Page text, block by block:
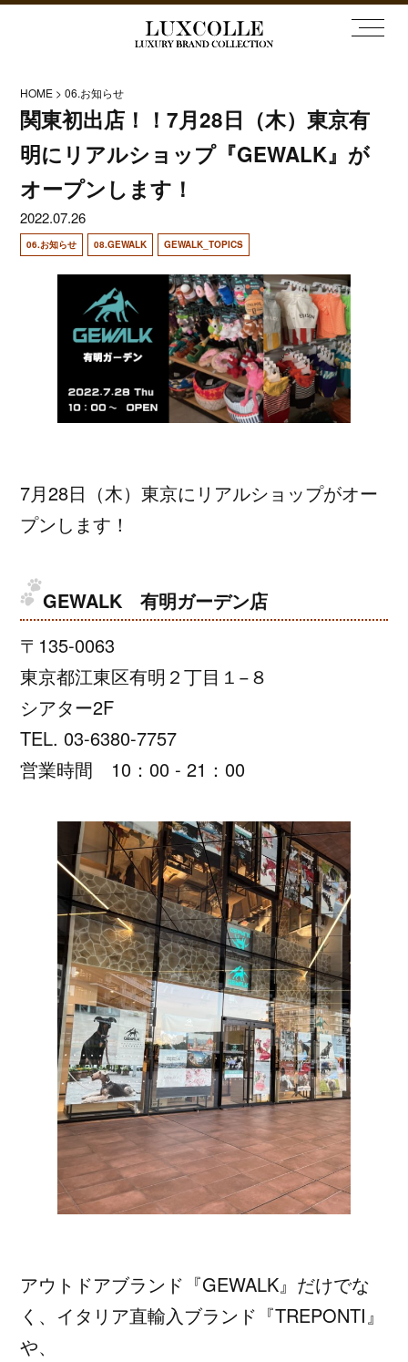
HOME 06.お知らせ
関東初出店！！7月28日（木）東京有
明にリアルショップ『GEWALK』が
オープンします！
2022.07.26
06.お知らせ 08.GEWALK GEWALK_TOPICS
7月28日（木）東京にリアルショップがオー
プンします！
GEWALK 有明ガーデン店
〒135-0063
東京都江東区有明２丁目１−８
シアター2F
TEL. 03-6380-7757
営業時間 10：00 ‐ 21：00
アウトドアブランド『GEWALK』だけでな
く、イタリア直輸入ブランド『TREPONTI』
や、